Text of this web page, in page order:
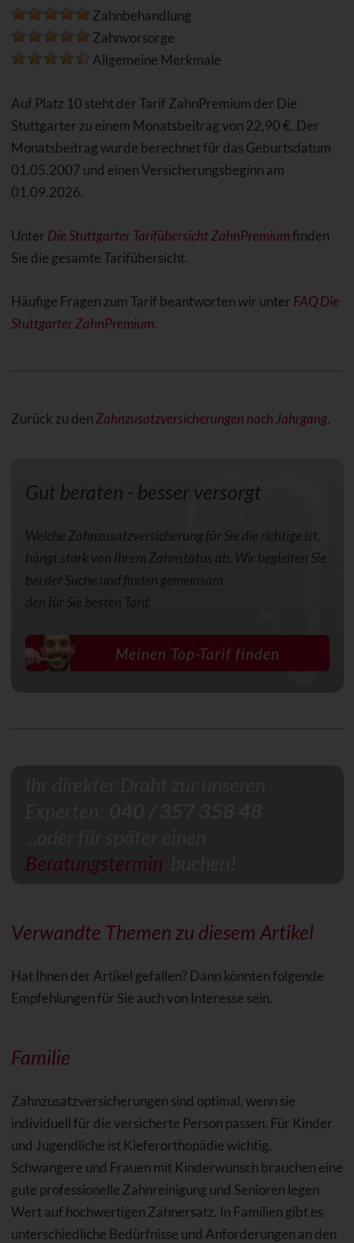
Zahnbehandlung
Zahnvorsorge
Allgemeine Merkmale
Auf Platz 10 steht der Tarif ZahnPremium der Die
Stuttgarter zu einem Monatsbeitrag von 22,90 €. Der
Monatsbeitrag wurde berechnet für das Geburtsdatum
01.05.2007 und einen Versicherungsbeginn am
01.09.2026.
Unter Die Stuttgarter Tarifübersicht ZahnPremiumfinden
Sie die gesamte Tarifübersicht.
Häufige Fragen zum Tarif beantworten wir unter FAQ Die
Stuttgarter ZahnPremium.
Zurück zu denZahnzusatzversicherungen nach Jahrgang.
Gut beraten - besser versorgt
Welche Zahnzusatzversicherung für Sie die richtige ist,
hängt stark von Ihrem Zahnstatus ab. Wir begleiten Sie
bei der Suche und finden gemeinsam
den für Sie besten Tarif.
Meinen Top-Tarif finden
Beratungstermin
Verwandte Themen zu diesem Artikel
Hat Ihnen der Artikel gefallen? Dann könnten folgende
Empfehlungen für Sie auch von Interesse sein.
Familie
Zahnzusatzversicherungen sind optimal, wenn sie
individuell für die versicherte Person passen. Für Kinder
und Jugendliche ist Kieferorthopädie wichtig.
Schwangere und Frauen mit Kinderwunsch brauchen eine
gute professionelle Zahnreinigung und Senioren legen
Wert auf hochwertigen Zahnersatz. In Familien gibt es
unterschiedliche Bedürfnisse und Anforderungen an den